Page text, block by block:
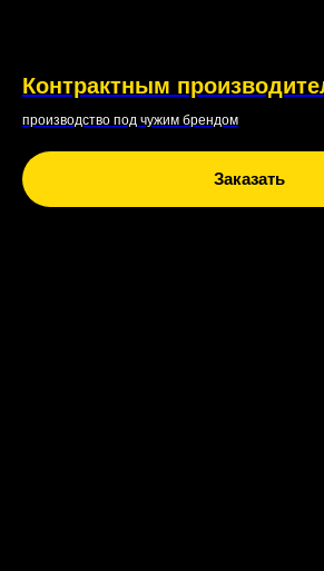
Контрактным
производство под чужим брендом
Заказать